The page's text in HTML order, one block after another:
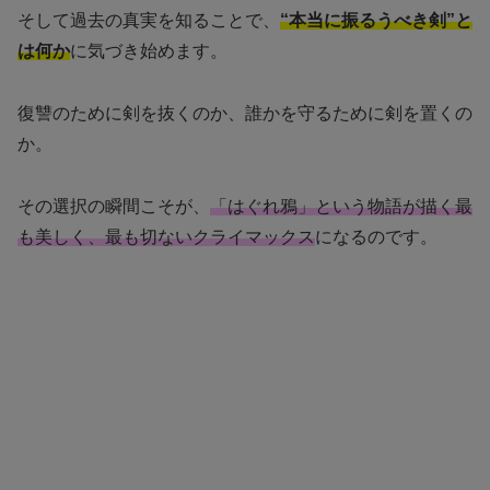
そして過去の真実を知ることで、 “本当に振るうべき剣”と
は何かに気づき始めます。
復讐のために剣を抜くのか、誰かを守るために剣を置くの
か。
その選択の瞬間こそが、 「はぐれ鴉」という物語が描く最
も美しく、最も切ないクライマックスになるのです。